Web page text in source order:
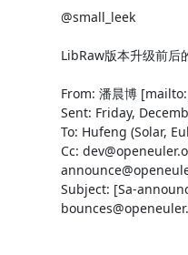
@small_leek
LibRaw版本升级前后
From: 潘晨博
Sent: Friday,
To: Hufeng (Solar,
Cc:
Subject: [Sa-